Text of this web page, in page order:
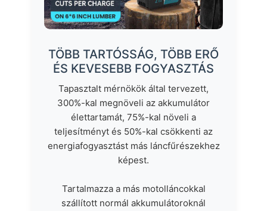
TÖBB TARTÓSSÁG, TÖBB ERŐ
ÉS KEVESEBB FOGYASZTÁS
Tapasztalt mérnökök által tervezett,
300%-kal megnöveli az akkumulátor
élettartamát, 75%-kal növeli a
teljesítményt és 50%-kal csökkenti az
energiafogyasztást más láncfűrészekhez
képest.
Tartalmazza a más motolláncokkal
szállított normál akkumulátoroknál